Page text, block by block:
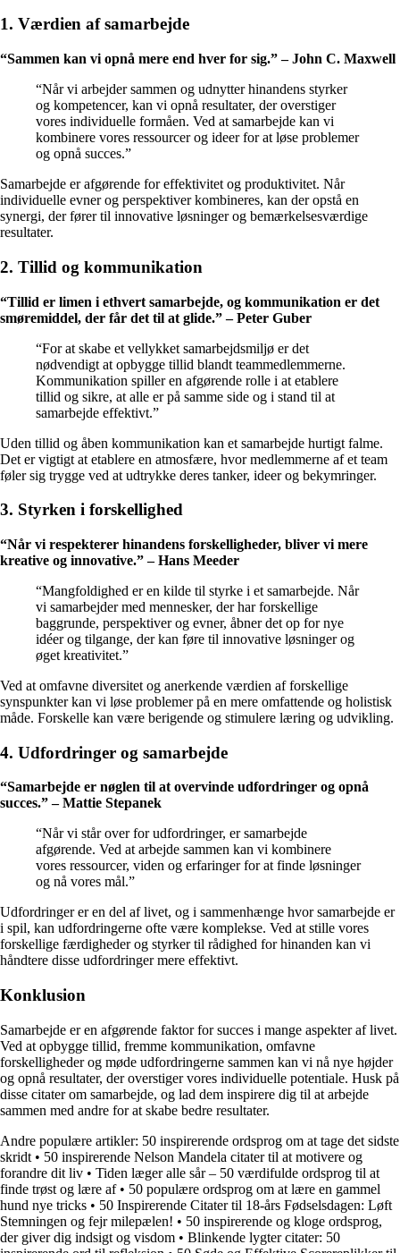
1. Værdien af samarbejde
“Sammen kan vi opnå mere end hver for sig.” – John C. Maxwell
“Når vi arbejder sammen og udnytter hinandens styrker
og kompetencer, kan vi opnå resultater, der overstiger
vores individuelle formåen. Ved at samarbejde kan vi
kombinere vores ressourcer og ideer for at løse problemer
og opnå succes.”
Samarbejde er afgørende for effektivitet og produktivitet. Når
individuelle evner og perspektiver kombineres, kan der opstå en
synergi, der fører til innovative løsninger og bemærkelsesværdige
resultater.
2. Tillid og kommunikation
“Tillid er limen i ethvert samarbejde, og kommunikation er det
smøremiddel, der får det til at glide.” – Peter Guber
“For at skabe et vellykket samarbejdsmiljø er det
nødvendigt at opbygge tillid blandt teammedlemmerne.
Kommunikation spiller en afgørende rolle i at etablere
tillid og sikre, at alle er på samme side og i stand til at
samarbejde effektivt.”
Uden tillid og åben kommunikation kan et samarbejde hurtigt falme.
Det er vigtigt at etablere en atmosfære, hvor medlemmerne af et team
føler sig trygge ved at udtrykke deres tanker, ideer og bekymringer.
3. Styrken i forskellighed
“Når vi respekterer hinandens forskelligheder, bliver vi mere
kreative og innovative.” – Hans Meeder
“Mangfoldighed er en kilde til styrke i et samarbejde. Når
vi samarbejder med mennesker, der har forskellige
baggrunde, perspektiver og evner, åbner det op for nye
idéer og tilgange, der kan føre til innovative løsninger og
øget kreativitet.”
Ved at omfavne diversitet og anerkende værdien af forskellige
synspunkter kan vi løse problemer på en mere omfattende og holistisk
måde. Forskelle kan være berigende og stimulere læring og udvikling.
4. Udfordringer og samarbejde
“Samarbejde er nøglen til at overvinde udfordringer og opnå
succes.” – Mattie Stepanek
“Når vi står over for udfordringer, er samarbejde
afgørende. Ved at arbejde sammen kan vi kombinere
vores ressourcer, viden og erfaringer for at finde løsninger
og nå vores mål.”
Udfordringer er en del af livet, og i sammenhænge hvor samarbejde er
i spil, kan udfordringerne ofte være komplekse. Ved at stille vores
forskellige færdigheder og styrker til rådighed for hinanden kan vi
håndtere disse udfordringer mere effektivt.
Konklusion
Samarbejde er en afgørende faktor for succes i mange aspekter af livet.
Ved at opbygge tillid, fremme kommunikation, omfavne
forskelligheder og møde udfordringerne sammen kan vi nå nye højder
og opnå resultater, der overstiger vores individuelle potentiale. Husk på
disse citater om samarbejde, og lad dem inspirere dig til at arbejde
sammen med andre for at skabe bedre resultater.
Andre populære artikler: 50 inspirerende ordsprog om at tage det sidste
skridt • 50 inspirerende Nelson Mandela citater til at motivere og
forandre dit liv • Tiden læger alle sår – 50 værdifulde ordsprog til at
finde trøst og lære af• 50 populære ordsprog om at lære en gammel
hund nye tricks • 50 Inspirerende Citater til 18-års Fødselsdagen: Løft
Stemningen og fejr milepælen! • 50 inspirerende og kloge ordsprog,
der giver dig indsigt og visdom • Blinkende lygter citater: 50